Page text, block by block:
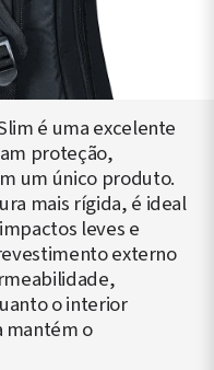
é uma excelente
proteção,
um único produto.
mais rígida, é ideal
leves e
externo
o interior
mantém o